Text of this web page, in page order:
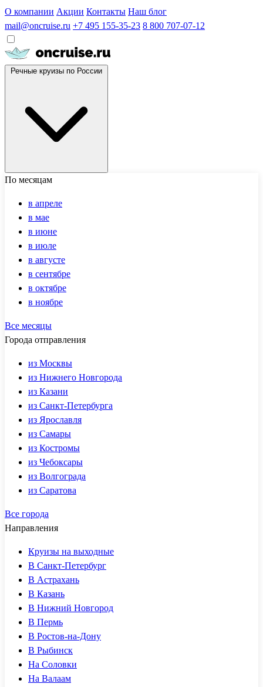
О компании Акции Контакты Наш блог
mail@oncruise.ru +7 495 155-35-23 8 800 707-07-12
По месяцам
в апреле
в мае
в июне
в июле
в августе
в сентябре
в октябре
в ноябре
Все месяцы
Города отправления
из Москвы
из Нижнего Новгорода
из Казани
из Санкт-Петербурга
из Ярославля
из Самары
из Костромы
из Чебоксары
из Волгограда
из Саратова
Все города
Направления
Круизы на выходные
В Санкт-Петербург
В Астрахань
В Казань
В Нижний Новгород
В Пермь
В Ростов-на-Дону
В Рыбинск
На Соловки
На Валаам